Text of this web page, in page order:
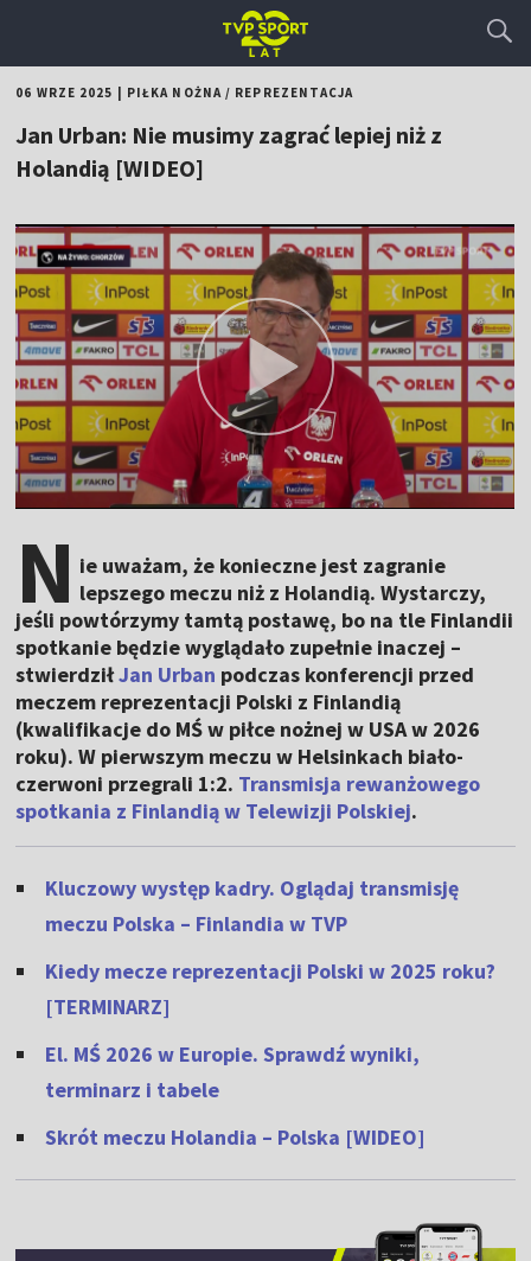
06 WRZE 2025 PIŁKA NOŻNA/ REPREZENTACJA
Jan Urban: Nie musimy zagrać lepiej niż z
Holandią [WIDEO]
N ie uważam, że konieczne jest zagranie
lepszego meczu niż z Holandią. Wystarczy,
jeśli powtórzymy tamtą postawę, bo na tle Finlandii
spotkanie będzie wyglądało zupełnie inaczej –
stwierdziłJan Urban podczas konferencji przed
meczem reprezentacji Polski z Finlandią
(kwalifikacje do MŚ w piłce nożnej w USA w 2026
roku). W pierwszym meczu w Helsinkach biało-
czerwoni przegrali 1:2. Transmisja rewanżowego
spotkania z Finlandią w Telewizji Polskiej.
Kluczowy występ kadry. Oglądaj transmisję
meczu Polska – Finlandia w TVP
Kiedy mecze reprezentacji Polski w 2025 roku?
[TERMINARZ]
El. MŚ 2026 w Europie. Sprawdź wyniki,
terminarz i tabele
Skrót meczu Holandia – Polska [WIDEO]